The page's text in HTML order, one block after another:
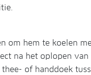
om hem te koelen
na het oplopen
of handdoek